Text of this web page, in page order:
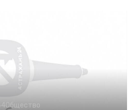
Общество